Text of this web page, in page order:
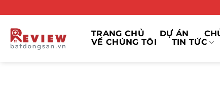
qua
nội
dung
TRANG CHỦ DỰ ÁN
VỀ CHÚNG TÔI
TIN TỨC